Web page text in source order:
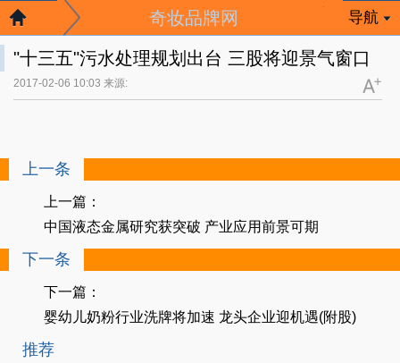
奇妆品牌网 导航
"十三五"污水处理规划出台 三股将迎景气窗口
2017-02-06 10:03 来源:
上一条
上一篇：
中国液态金属研究获突破 产业应用前景可期
下一条
下一篇：
婴幼儿奶粉行业洗牌将加速 龙头企业迎机遇(附股)
推荐